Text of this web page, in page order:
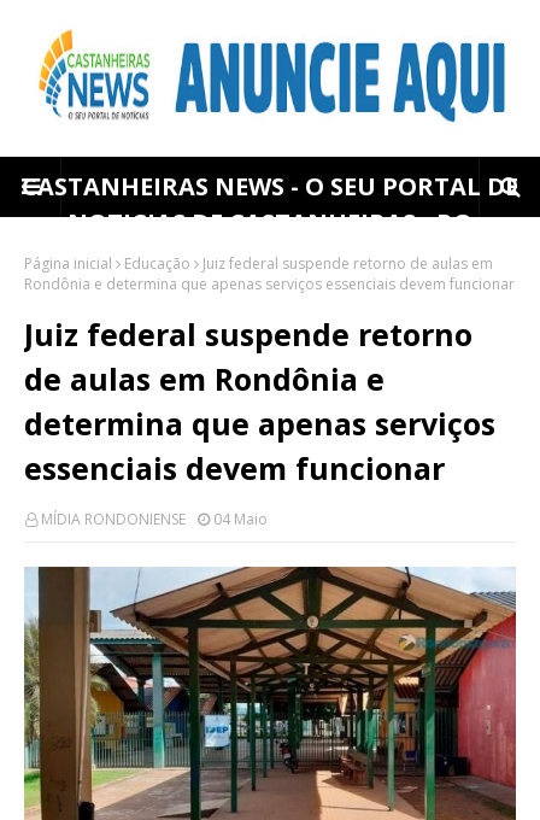
CASTANHEIRAS NEWS - O SEU PORTAL DE
NOTICIAS DE CASTANHEIRAS - RO
Página inicial Educação
Juiz federal suspende retorno de aulas em
Rondônia e determina que apenas serviços essenciais devem funcionar
Juiz federal suspende retorno
de aulas em Rondônia e
determina que apenas serviços
essenciais devem funcionar
MÍDIA RONDONIENSE 04 Maio